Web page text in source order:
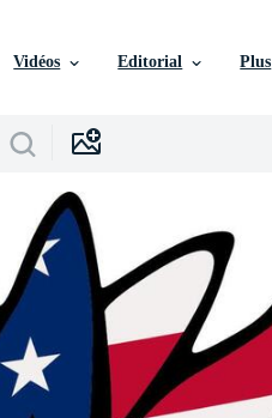
Vidéos Editorial Plus